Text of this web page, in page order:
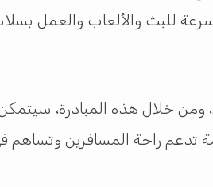
خلال هذه المبادرة،
راحة المسافرين وتساهم